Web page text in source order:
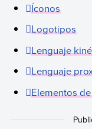
Íconos
Logotipos
Lenguaje
Lenguaje
Elementos